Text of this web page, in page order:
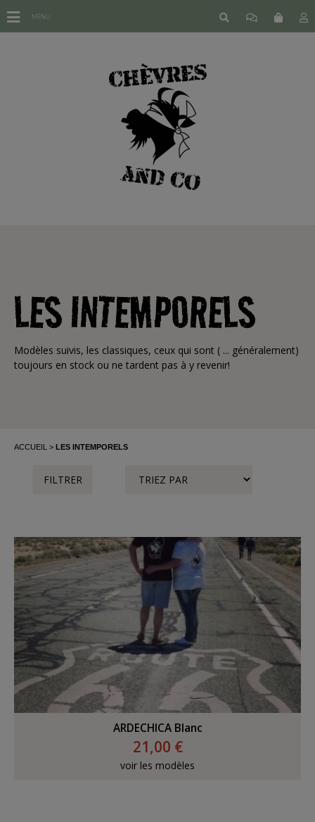
LES INTEMPORELS
Modèles suivis, les classiques, ceux qui sont ( ... généralement)
toujours en stock ou ne tardent pas à y revenir!
ACCUEIL LES INTEMPORELS
FILTRER
ARDECHICA Blanc
21,00 €
voir les modèles
MENU